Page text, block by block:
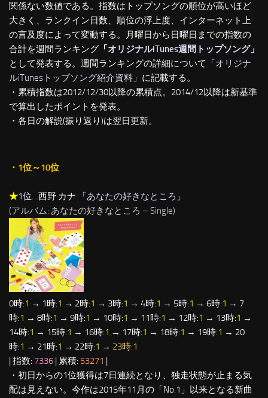
関係ない数値である。指数はトップソングの順位が高いほど
大きく、ランクイン日数、順位の浮上度、インターネット上
の言及度によって変動する。月曜日から日曜日までの指数の
合計を週間ランキング 「オリジナルiTunes週間トップソング」
として発表する。週間ランキングの詳細について「オリジナ
ルiTunesトップソング紹介資料 」に記載する。
・累積指数は2012/12/30以降の累積点。2014/12以降は新基準
で算出したポイントを発表。
・各日の解説(振り返り)は翌日更新。
・1位～10位
★1位…西野 カナ 「あなたの好きなところ 」
(アルバム: あなたの好きなところ – Single)
0時:1 → 1時:1 → 2時:1 → 3時:1 → 4時:1 → 5時:1 → 6時:1 → 7
時:1 → 8時:1 → 9時:1 → 10時:1 → 11時:1 → 12時:1 → 13時:1 →
14時:1 → 15時:1 → 16時:1 → 17時:1 → 18時:1 → 19時:1 → 20
時:1 → 21時:1 → 22時:1 → 23時:1
| 指数: 7336 | 累積: 53271 |
・初日からの1位獲得は7日連続となり、独走状態が止まる気
配は見えない。今作は2015年11月の「No.1」以来となる新曲